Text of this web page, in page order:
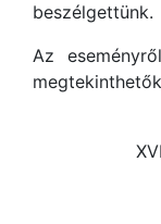
beszélgettünk.
Az